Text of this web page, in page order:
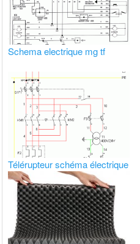
Schema electrique mg tf
Télérupteur schéma électrique